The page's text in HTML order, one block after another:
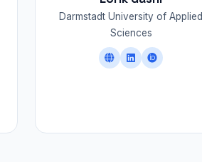
Darmstadt University of Applied
Sciences